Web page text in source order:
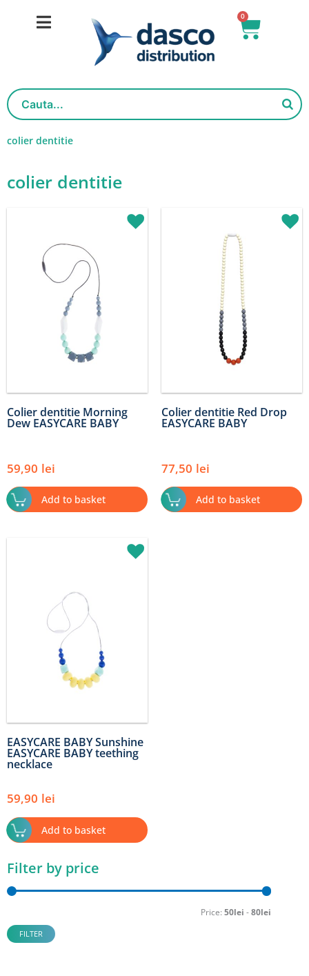
0
Basket
colier dentitie
Filter by price
price
price
FILTER
Price:50lei -80lei
colier dentitie
Colier dentitie Morning
Dew EASYCARE BABY
59,90 lei
Add to basket
Colier dentitie Red Drop
EASYCARE BABY
77,50 lei
Add to basket
EASYCARE BABY Sunshine
EASYCARE BABY teething
necklace
59,90 lei
Add to basket